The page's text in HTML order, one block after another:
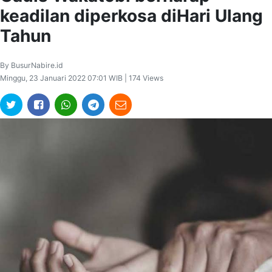
keadilan diperkosa diHari Ulang
Tahun
By BusurNabire.id
Minggu, 23 Januari 2022 07:01 WIB | 174 Views